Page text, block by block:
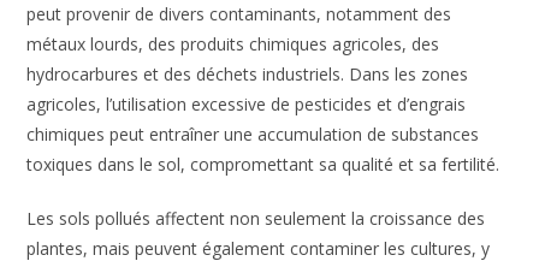
peut provenir de divers contaminants, notamment des
métaux lourds, des produits chimiques agricoles, des
hydrocarbures et des déchets industriels. Dans les zones
agricoles, l’utilisation excessive de pesticides et d’engrais
chimiques peut entraîner une accumulation de substances
toxiques dans le sol, compromettant sa qualité et sa fertilité.
Les sols pollués affectent non seulement la croissance des
plantes, mais peuvent également contaminer les cultures, y